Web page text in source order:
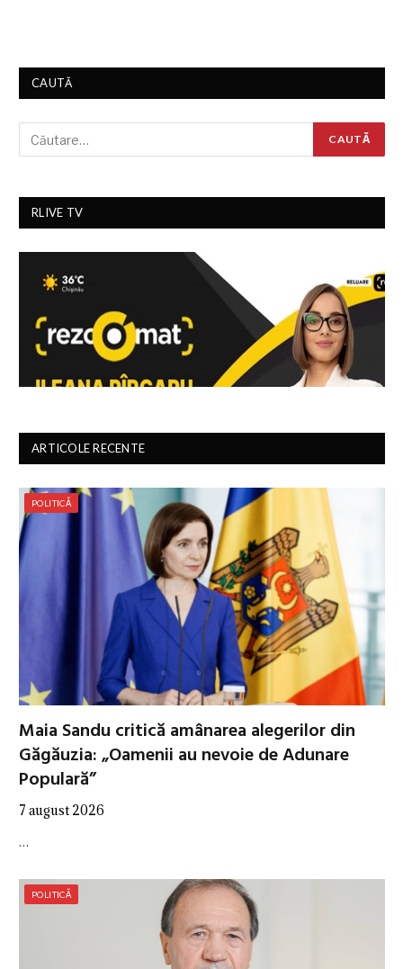
CAUTĂ
RLIVE TV
ARTICOLE RECENTE
POLITICĂ
Maia Sandu critică amânarea alegerilor din
Găgăuzia: „Oamenii au nevoie de Adunare
Populară”
7 august 2026
…
POLITICĂ